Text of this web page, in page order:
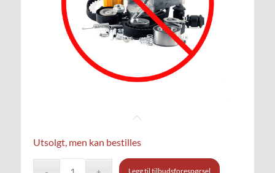
Utsolgt, men kan bestilles
Legg til tilbudsforespørsel